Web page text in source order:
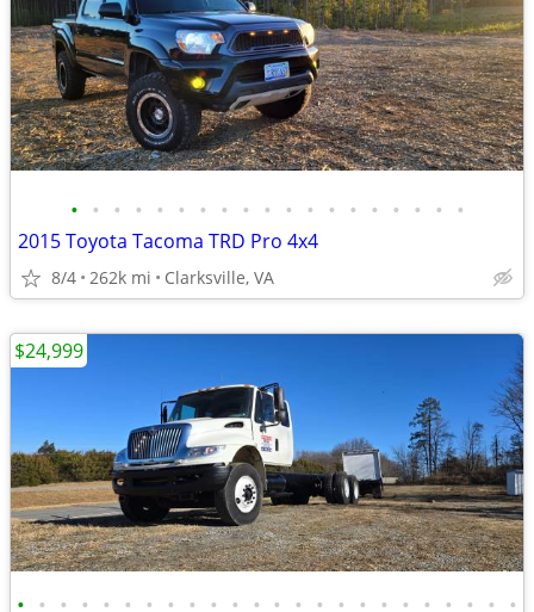
• • • • • • • • • • • • • • • • • • •
2015 Toyota Tacoma TRD Pro 4x4
8/4 262k mi Clarksville, VA
• • • • • • • • • • • • • • • • • • • • • • • •
$24,999